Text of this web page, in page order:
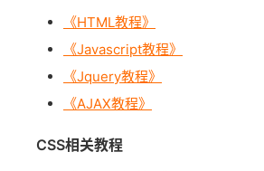
《HTML教程》
《Javascript教程》
《Jquery教程》
《AJAX教程》
CSS相关教程